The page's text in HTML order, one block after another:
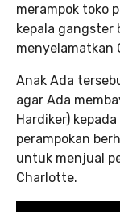
merampok toko
kepala gangster
menyelamatkan
Anak Ada
agar Ada
Hardiker)
perampokan
untuk menjual
Charlotte.